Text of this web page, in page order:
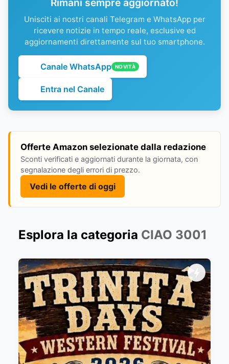
Rimani sempre aggiornato!
Unisciti ai nostri canali Telegram e WhatsApp per
ricevere notizie in tempo reale, esclusive ed
aggiornamenti direttamente sul tuo smartphone.
Canale WhatsApp NOVITÀ
Entra nel Canale
Offerte Amazon selezionate dalla redazione
Sconti verificati e aggiornati durante la giornata, con
segnalazione degli errori di prezzo.
Vedi le offerte di oggi
Esplora la categoria CIAO 3001